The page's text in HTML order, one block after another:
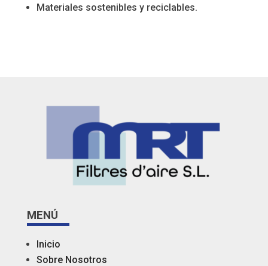
Materiales sostenibles y reciclables.
MENÚ
Inicio
Sobre Nosotros